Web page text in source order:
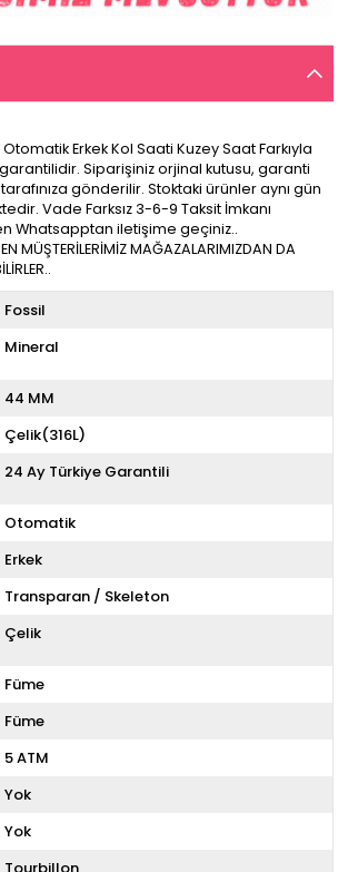
Erkek Kol Saati Kuzey Saat Farkıyla
Siparişiniz orjinal kutusu, garanti
gönderilir. Stoktaki ürünler aynı gün
Vade Farksız 3-6-9 Taksit İmkanı
Whatsapptan iletişime geçiniz..
MÜŞTERİLERİMİZ MAĞAZALARIMIZDAN DA
Fossil
Mineral
44 MM
Çelik(316L)
24 Ay Türkiye Garantili
Otomatik
Erkek
Transparan / Skeleton
Çelik
Füme
Füme
5 ATM
Yok
Yok
Tourbillon